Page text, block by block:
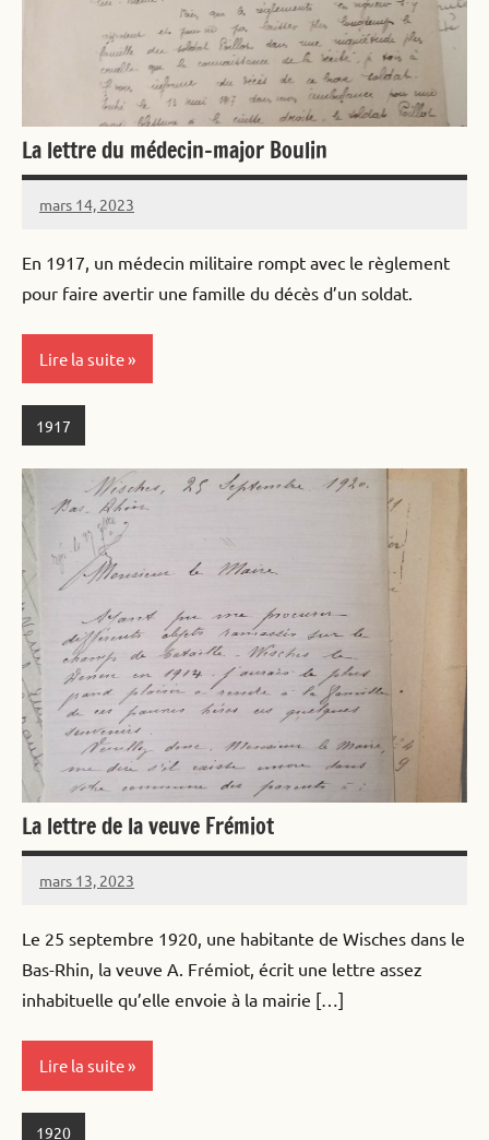
La lettre du médecin-major Boulin
mars 14, 2023
Alister
Aucun
En 1917, un médecin militaire rompt avec le règlement
pour faire avertir une famille du décès d’un soldat.
Lire la suite
1917
La lettre de la veuve Frémiot
mars 13, 2023
Alister
Aucun
Le 25 septembre 1920, une habitante de Wisches dans le
Bas-Rhin, la veuve A. Frémiot, écrit une lettre assez
inhabituelle qu’elle envoie à la mairie […]
Lire la suite
1920